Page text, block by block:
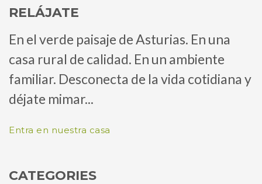
RELÁJATE
En el verde paisaje de Asturias. En una
casa rural de calidad. En un ambiente
familiar. Desconecta de la vida cotidiana y
déjate mimar...
Entra en nuestra casa
CATEGORIES